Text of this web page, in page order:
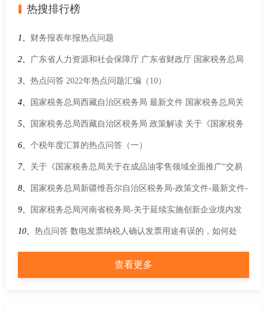
热搜排行榜
1、 财务报表年报热点问题
2、 广东省人力资源和社会保障厅 广东省财政厅 国家税务总局
广东省税务局关于做好大龄领取失业保险金人员参加企业职工
基本养老保险有关事项的通知
3、 热点问答 2022年热点问题汇编（10）
4、 国家税务总局西藏自治区税务局 最新文件 国家税务总局关
于互联网平台企业为平台内从业人员办理扣缴申报、代办申报
若干事项的公告
5、 国家税务总局西藏自治区税务局 政策解读 关于《国家税务
总局关于进一步落实支持个体工商户发展个人所得税优惠政策
有关事项的公告》的解读
6、 个税年度汇算的热点问答（一）
7、 关于《国家税务总局关于在成品油零售领域全面推广“交易
即开票”有关事项的公告》的解读
8、 国家税务总局新疆维吾尔自治区税务局-政策文件-最新文件-
国家税务总局等7部门办公厅（室）关于开展2025年助力小微经
营主体发展“春雨润苗”专项行动的通知
9、 国家税务总局河南省税务局-关于延续实施创新企业境内发
行存托凭证试点阶段有关税收政策的公告
10、 热点问答 数电发票纳税人确认发票用途有误的，如何处
理？
查看更多